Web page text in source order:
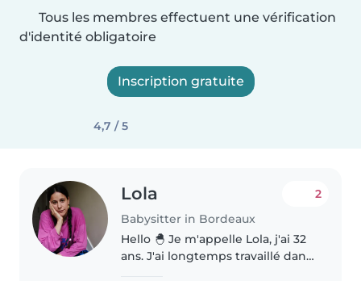
Tous les membres effectuent une vérification
d'identité obligatoire
Inscription gratuite
4,7 / 5
Lola
Babysitter in Bordeaux
2
Hello 🐣 Je m'appelle Lola, j'ai 32
ans. J'ai longtemps travaillé dans